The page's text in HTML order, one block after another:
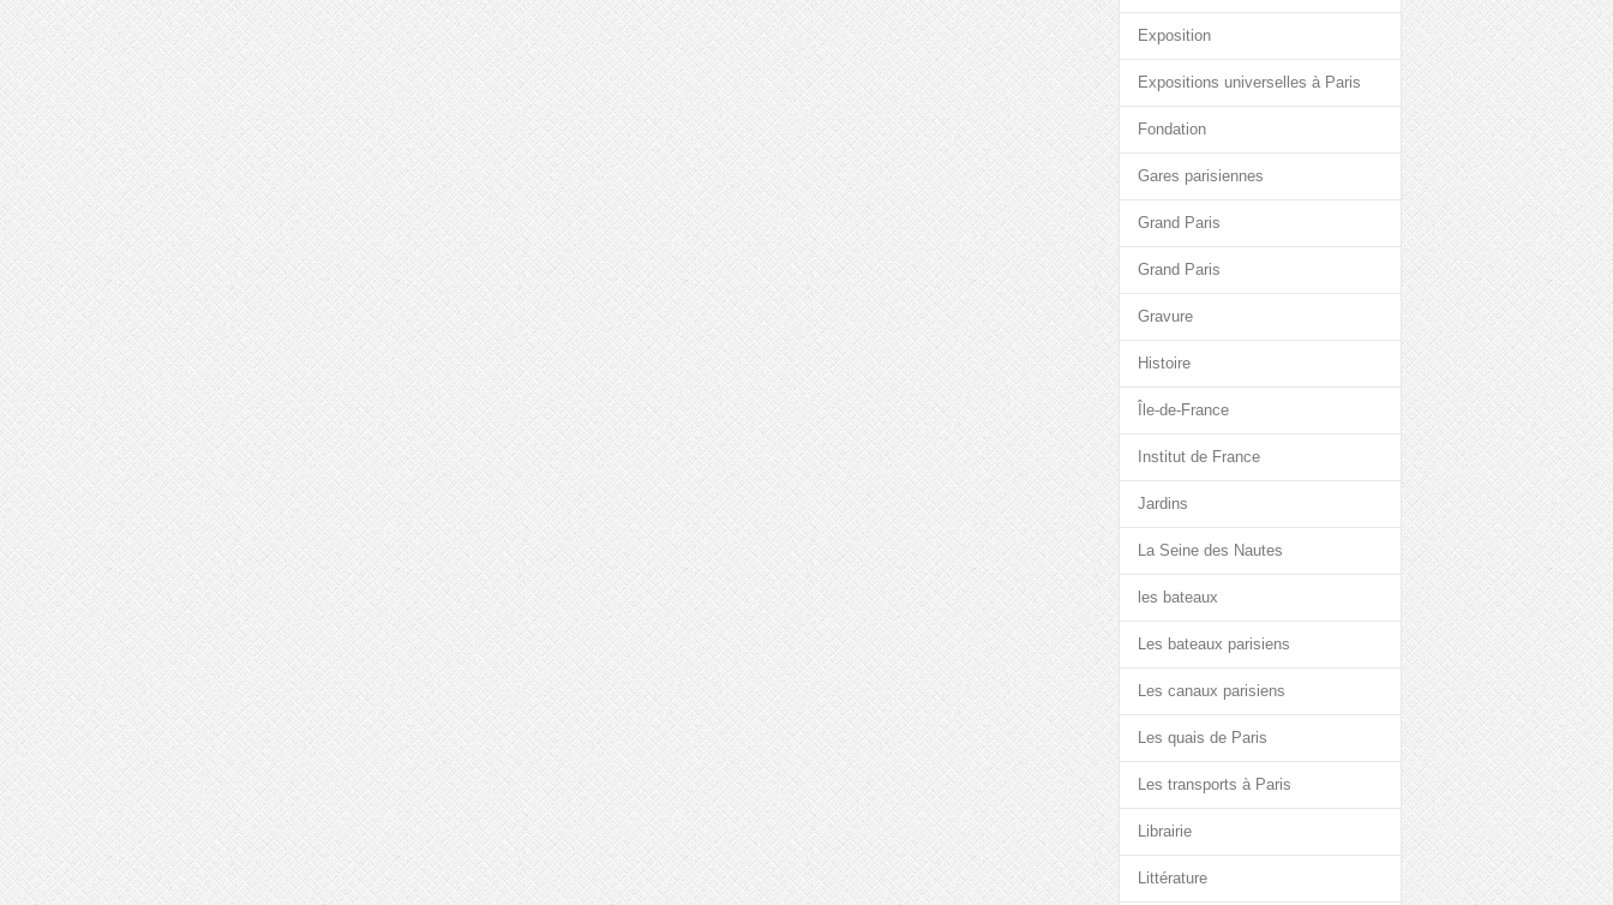
Exposition
Expositions universelles à Paris
Fondation
Gares parisiennes
Grand Paris
Grand Paris
Gravure
Histoire
Île-de-France
Institut de France
Jardins
La Seine des Nautes
les bateaux
Les bateaux parisiens
Les canaux parisiens
Les quais de Paris
Les transports à Paris
Librairie
Littérature